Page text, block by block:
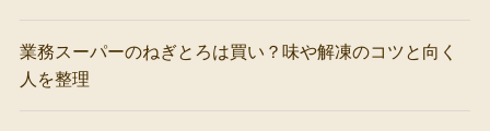
業務スーパーのねぎとろは買い？味や解凍のコツと向く
人を整理